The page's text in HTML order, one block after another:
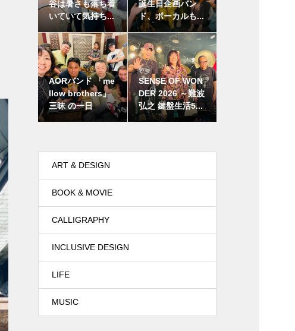
谷は暑さも落ち着
いていて気持ち...
誕生日企画バン
ド、ボーカルも...
AORバンド 「me
llow brothers」
三昧 の一日
SENSE OF WON
DER 2026 ～難波
弘之 鍵盤生活5...
ART & DESIGN
BOOK & MOVIE
CALLIGRAPHY
INCLUSIVE DESIGN
LIFE
MUSIC